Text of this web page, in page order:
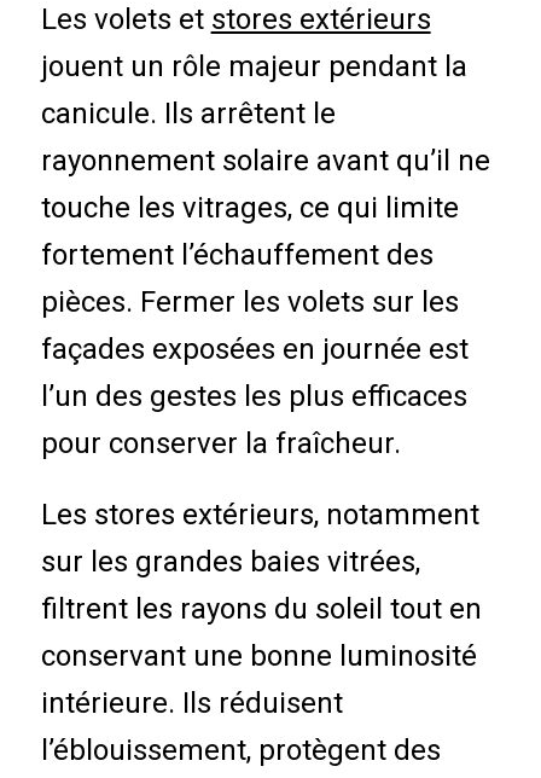
Les volets et stores extérieurs
jouent un rôle majeur pendant la
canicule. Ils arrêtent le
rayonnement solaire avant qu’il ne
touche les vitrages, ce qui limite
fortement l’échauffement des
pièces. Fermer les volets sur les
façades exposées en journée est
l’un des gestes les plus efficaces
pour conserver la fraîcheur.
Les stores extérieurs, notamment
sur les grandes baies vitrées,
filtrent les rayons du soleil tout en
conservant une bonne luminosité
intérieure. Ils réduisent
l’éblouissement, protègent des